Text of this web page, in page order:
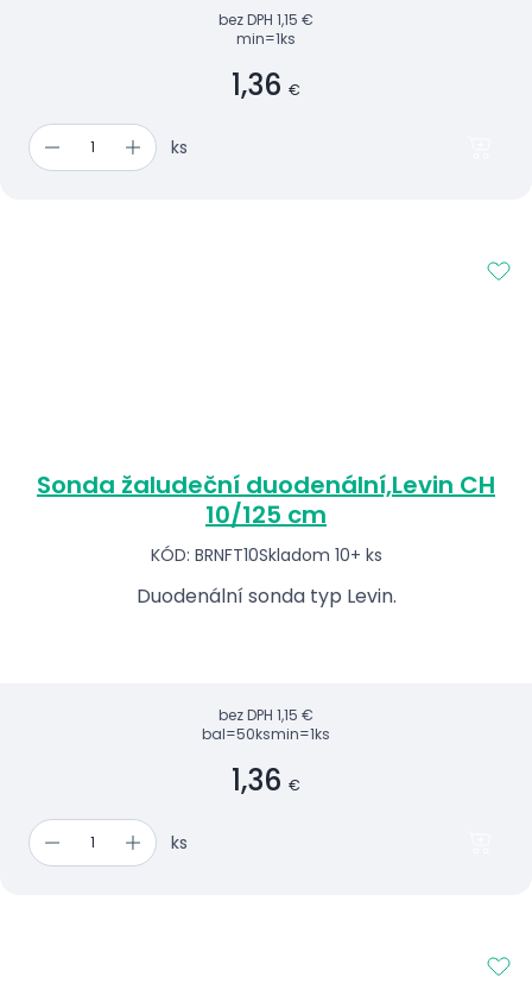
bez DPH 1,15 €
min=1ks
1,36 €
ks
Sonda žaludeční duodenální,Levin CH
10/125 cm
KÓD: BRNFT10Skladom 10+ ks
Duodenální sonda typ Levin.
bez DPH 1,15 €
bal=50ksmin=1ks
1,36 €
ks